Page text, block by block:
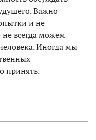
Важно
и не
всегда можем
Иногда мы
принять.